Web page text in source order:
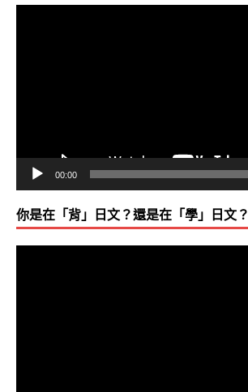
00:00
你是在「背」日文？還是在「學」日文？